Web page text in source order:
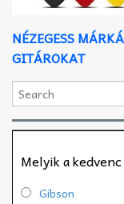
NÉZEGESS
GITÁROKAT
Melyik a
Gibson